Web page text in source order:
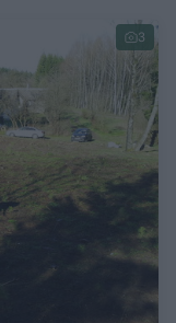
3